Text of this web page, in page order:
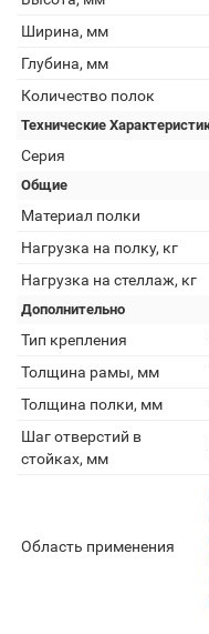
Ширина, мм
Глубина, мм
Количество полок
Технические
Серия
Общие
Материал полки
Нагрузка на полку, кг
Нагрузка на стеллаж, кг
Дополнительно
Тип крепления
Толщина рамы, мм
Толщина полки, мм
Шаг отверстий в
стойках, мм
Область применения